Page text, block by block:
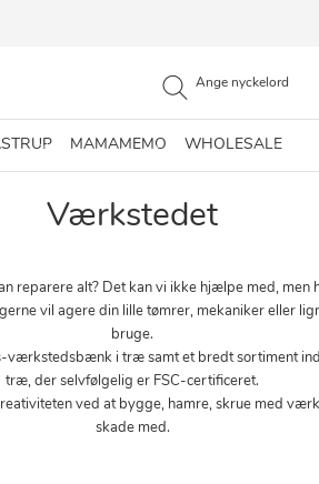
MAMAMEMO WHOLESALE
Værkstedet
reparere alt? Det kan vi ikke hjælpe med, men
vil agere din lille tømrer, mekaniker eller
bruge.
værkstedsbænk i træ samt et bredt sortiment
træ, der selvfølgelig er FSC-certificeret.
ved at bygge, hamre, skrue med
skade med.